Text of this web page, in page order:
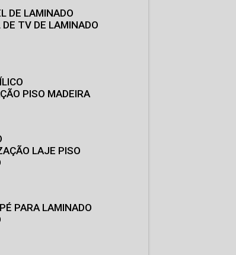
DE LAMINADO
DE TV DE LAMINADO
PISO MADEIRA
LAJE PISO
PARA LAMINADO